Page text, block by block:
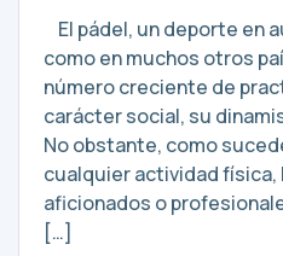
El pádel, un deporte en
como en muchos otros
número creciente de
carácter social, su
No obstante, como
cualquier actividad
aficionados o
[…]